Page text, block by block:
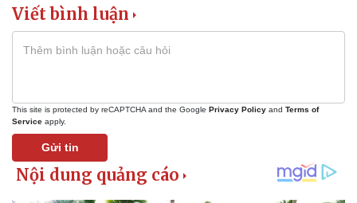
Viết bình luận
This site is protected by reCAPTCHA and the Google Privacy Policy and Terms of
Service apply.
Gửi tin